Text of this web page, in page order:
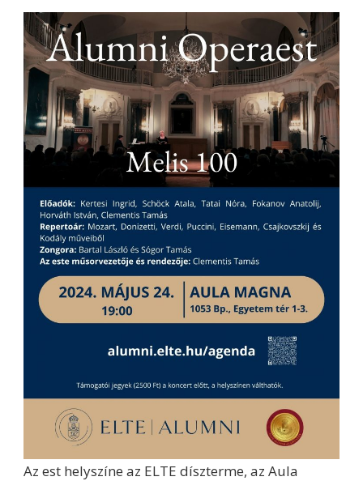
Az est helyszíne az ELTE díszterme, az Aula